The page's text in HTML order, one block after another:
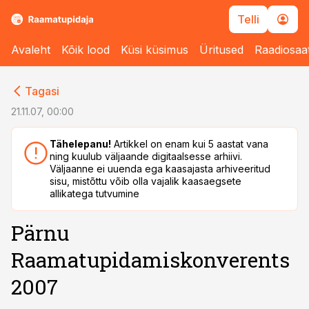
Telli
Avaleht Kõik lood Küsi küsimus Üritused
Tagasi
21.11.07, 00:00
Tähelepanu! Artikkel on enam kui 5 aastat vana
ning kuulub väljaande digitaalsesse arhiivi.
Väljaanne ei uuenda ega kaasajasta arhiveeritud
sisu, mistõttu võib olla vajalik kaasaegsete
allikatega tutvumine
Pärnu
Raamatupidamiskonverents
2007